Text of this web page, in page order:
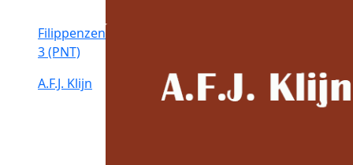
Filippenzen
3 (PNT)
A.F.J. Klijn